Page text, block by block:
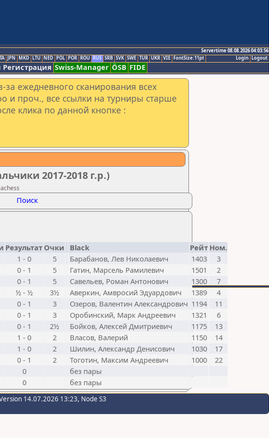
Servertime 08.08.2026 04:03:56
Logout
Login
JPN MKD LTU NED POL POR ROU RUS SRB SVK SWE TUR UKR VIE FontSize:11pt
Swiss-Manager ÖSB FIDE
ежедневного сканирования всех
и проч., все ссылки на турниры старше
клика по данной кнопке :
2017-2018 г.р.)
Поиск
Результат Очки Black Рейт Ном.
1 - 0
5 Барабанов, Лев Николаевич 1403
3
0 - 1
5 Гатин, Марсель Рамилевич 1501
2
0 - 1
5 Савельев, Роман Антонович 1300
7
½ - ½
3½ Аверкин, Амвросий Эдуардович 1389
4
0 - 1
3 Озеров, Валентин Александрович 1194
11
0 - 1
3 Оробинский, Марк Андреевич 1321
6
0 - 1
2½ Бойков, Алексей Дмитриевич 1175
13
1 - 0
2 Власов, Валерий 1150
14
1 - 0
2 Шилин, Александр Денисович 1030
17
0 - 1
2 Тоготин, Максим Андреевич 1000
22
0
без пары
0
без пары
14.07.2026 13:23, Node S3